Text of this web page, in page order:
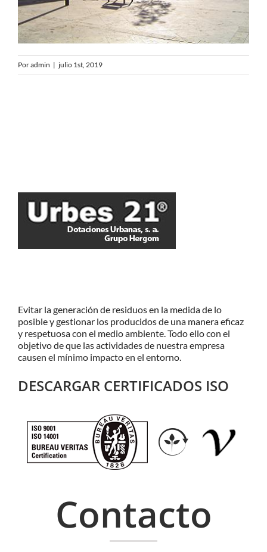
Poradmin | julio 1st, 2019
Evitar la generación de residuos en la medida de lo
posible y gestionar los producidos de una manera eficaz
y respetuosa con el medio ambiente. Todo ello con el
objetivo de que las actividades de nuestra empresa
causen el mínimo impacto en el entorno.
DESCARGAR CERTIFICADOS ISO
Contacto